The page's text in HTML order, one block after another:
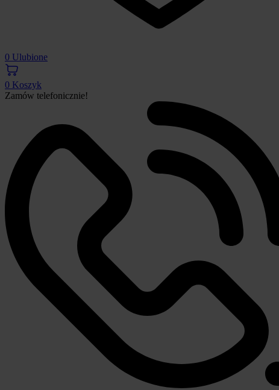
0 Ulubione
0 Koszyk
Zamów telefonicznie!